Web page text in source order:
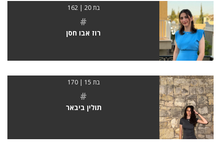
בת 20 | 162
#
רוז אבו חסן
בת 15 | 170
#
תולין ביבאר